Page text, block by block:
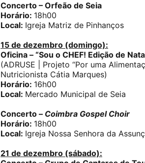
Concerto – Orfeão de Seia
Horário: 18h00
Local: Igreja Matriz de Pinhanços
15 de dezembro (domingo):
Oficina – “Sou o CHEF! Edição de
(ADRUSE | Projeto “Por uma
Nutricionista Cátia Marques)
Horário: 16h00
Local: Mercado Municipal de Seia
Concerto – Coimbra Gospel Choir
Horário: 18h00
Local: Igreja Nossa Senhora da
21 de dezembro (sábado):